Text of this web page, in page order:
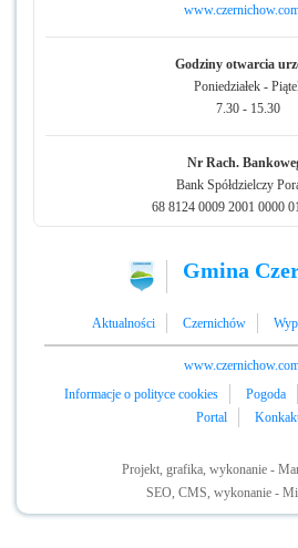
Godziny otwarcia
Poniedziałek -
7.30 - 15.30
Nr Rach.
Bank Spółdzielczy
68 8124 0009 2001 0000
Gmina
Aktualności Czernichów
Informacje o polityce cookies
Pogoda
Portal
Projekt, grafika, wykonanie -
SEO, CMS, wykonanie -